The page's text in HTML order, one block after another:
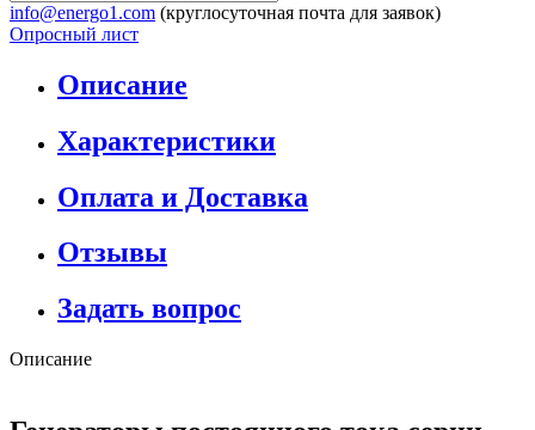
info@energo1.com (круглосуточная почта для заявок)
Опросный лист
Описание
Характеристики
Оплата и Доставка
Отзывы
Задать вопрос
Описание